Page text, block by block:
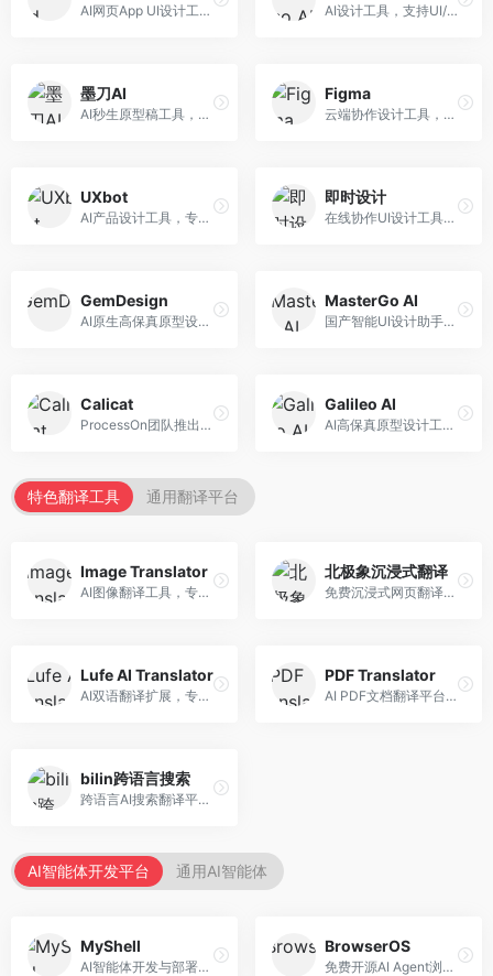
AI网页App UI设计工具，专注于快速界面生成。面向产品经理和设计师，提供线框图转UI、界面生成、设计优化等服务，设计速度快。 AI设计工具，支持UI/UX设计全流程。面向设计师和产品团队，提供界面生成、设计优化、协作评审等服务，国产替代方案，团队协作便捷。
墨刀AI
AI秒生原型稿工具，专注于快速原型设计。面向产品经理和设计师，提供原型生成、交互设计、团队协作等服务，原型制作效率高。
Figma
云端协作设计工具，整合AI设计辅助功能。面向UI/UX设计师和产品团队，提供界面设计、原型制作、团队协作等服务，协作功能强大，是UI设计领域的标杆产品。
UXbot
AI产品设计工具，专注于用户体验优化。面向UX设计师，提供用户研究、设计建议、可用性测试等服务，UX设计支持完善。
即时设计
在线协作UI设计工具，整合AI设计功能。面向设计师和产品团队，提供界面设计、原型制作、设计资源库等服务，国产协作设计平台。
GemDesign
AI原生高保真原型设计工具，专注于智能设计生成。面向设计师，提供界面生成、设计优化、原型制作等服务，设计自动化程度高。
MasterGo AI
国产智能UI设计助手，专注于界面设计自动化。面向UI设计师，提供界面生成、组件设计、设计系统构建等服务，中文用户适配性好。
Calicat
ProcessOn团队推出的产设研协作平台，整合设计与协作功能。面向产品团队，提供设计协作、文档管理、团队沟通等服务，产研协作便捷。
Galileo AI
AI高保真原型设计工具，专注于UI界面生成。面向设计师和产品团队，提供界面生成、交互设计、设计优化等服务，界面质量高。
特色翻译工具 通用翻译平台
Image Translator
AI图像翻译工具，专注于图片文字翻译。面向设计师和电商从业者，提供图片文字识别、翻译、替换等服务，图像翻译效果好。
北极象沉浸式翻译
免费沉浸式网页翻译工具，专注于阅读体验。面向普通用户，提供网页双语翻译、文档翻译等服务，免费使用，翻译质量高。
Lufe AI Translator
AI双语翻译扩展，专注于浏览器翻译场景。面向外语内容阅读者，提供网页双语翻译、划词翻译等服务，浏览器集成便捷。
PDF Translator
AI PDF文档翻译平台，专注于文档本地化。面向商务人士，提供PDF翻译、格式保留、批量处理等服务，文档翻译专业。
bilin跨语言搜索
跨语言AI搜索翻译平台，专注于信息获取。面向研究者和内容创作者，提供跨语言搜索、内容翻译、信息整合等服务，跨语言检索能力强。
AI智能体开发平台 通用AI智能体
MyShell
AI智能体开发与部署平台，专注于语音交互智能体。面向开发者，提供语音智能体创建、部署服务、社区分享等功能，语音交互能力强。
BrowserOS
免费开源AI Agent浏览器，专注于浏览器自动化。面向开发者，提供浏览器控制、任务自动化、API接口等服务，开源免费。